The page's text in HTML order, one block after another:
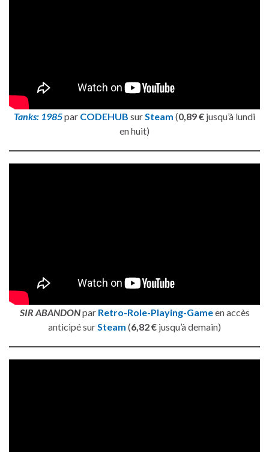
Tanks: 1985par CODEHUB surSteam (0,89 € jusqu’à lundi
en huit)
SIR ABANDONpar Retro-Role-Playing-Gameen accès
anticipé sur Steam (6,82 € jusqu’à demain)